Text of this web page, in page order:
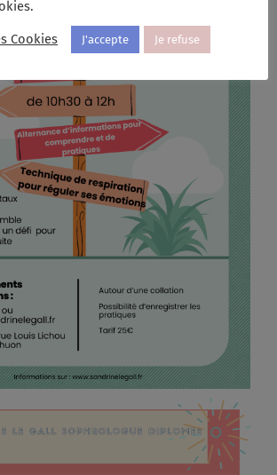
Cookies J'accepte Je refuse